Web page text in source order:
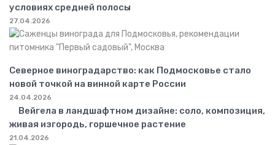
условиях средней полосы
27.04.2026
Северное виноградарство: как Подмосковье стало
новой точкой на винной карте России
24.04.2026
Вейгела в ландшафтном дизайне: соло, композиция,
живая изгородь, горшечное растение
21.04.2026